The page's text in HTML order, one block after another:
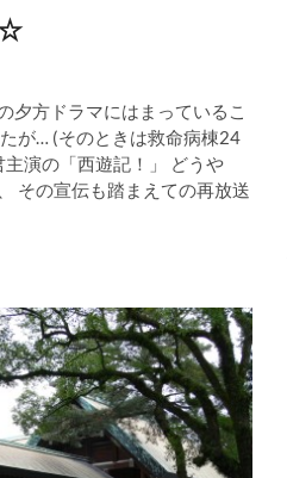
☆
夕方ドラマにはまっているこ
が… (そのときは救命病棟24
演の「西遊記！」 どうや
その宣伝も踏まえての再放送